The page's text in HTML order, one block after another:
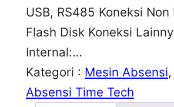
USB, RS485 Koneksi Non
Flash Disk Koneksi
Internal:…
Kategori : Mesin Absensi,
Absensi Time Tech